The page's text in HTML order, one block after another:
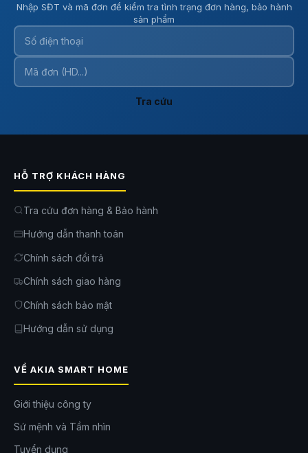
Nhập SĐT và mã đơn để kiểm tra tình trạng đơn hàng, bảo hành
sản phẩm
Tra cứu
HỖ TRỢ KHÁCH HÀNG
Tra cứu đơn hàng & Bảo hành
Hướng dẫn thanh toán
Chính sách đổi trả
Chính sách giao hàng
Chính sách bảo mật
Hướng dẫn sử dụng
VỀ AKIA SMART HOME
Giới thiệu công ty
Sứ mệnh và Tầm nhìn
Tuyển dụng